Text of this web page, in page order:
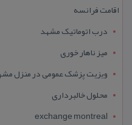
اقامت فرانسه
درب اتوماتیک مشهد
میز ناهار خوری
ویزیت پزشک عمومی در منزل
محلول خالبرداری
exchange montreal